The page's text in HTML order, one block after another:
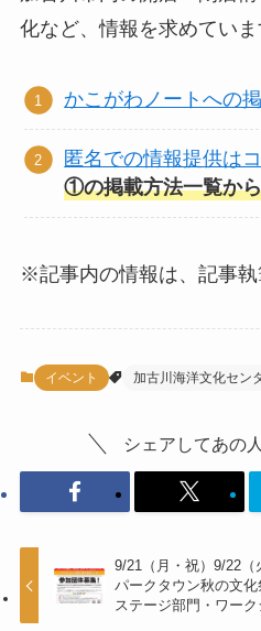
化など、情報を求めていま
かこがわノートへの
匿名での情報提供は
①の掲載方法一覧か
※記事内の情報は、記事執
イベント 加古川海洋文化セン
シェアしてあの
9/21（月・祝）9/22
パークタウン秋の文化
ステージ部門・ワー